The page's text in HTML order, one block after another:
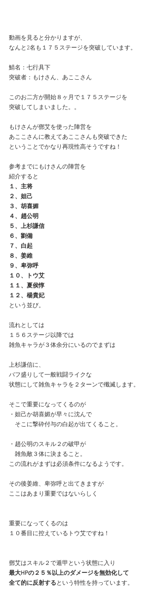
動画を見ると分かりますが、
なんと2名も１７５ステージを突破しています。
鯖名：七行具下
突破者：もけさん、あここさん
このお二方が開始８ヶ月で１７５ステージを
突破してしまいました。。
もけさんが鄧艾を使った陣営を
あここさんに教えてあここさんも突破できた
ということでかなり再現性高そうですね！
参考までにもけさんの陣営を
紹介すると
１、主将
２、妲己
３、胡喜媚
４、趙公明
５、上杉謙信
６、劉備
７、白起
８、姜維
９、卑弥呼
１０、トウ艾
１１、夏侯惇
１２、楊貴妃
という並び。
流れとしては
１５６ステージ以降では
雑魚キャラが３体余分にいるのでまずは
上杉謙信に、
バフ盛りして一般戦闘ライクな
状態にして雑魚キャラを２ターンで殲滅します。
そこで重要になってくるのが
・妲己か胡喜媚が早々に沈んで
そこに撃砕付与の白起が出てくること。
・趙公明のスキル２の破甲が
雑魚敵３体に決まること。
この流れがまずは必須条件になるようです。
その後姜維、卑弥呼と出てきますが
ここはあまり重要ではないらしく
重要になってくるのは
１０番目に控えているトウ艾ですね！
鄧艾はスキル２で遁甲という状態に入り
最大HPの２５％以上のダメージを無効化して
全て的に反射する という特性を持っています。